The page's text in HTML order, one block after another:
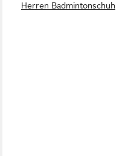
Herren Badmintonschuh